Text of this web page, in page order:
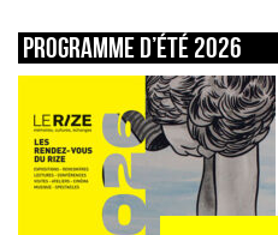
Programme d’été 2026